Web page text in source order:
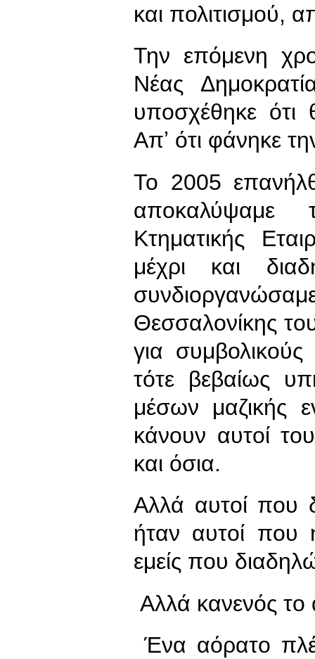
και πολιτισμού,
Την επόμενη
Νέας
υποσχέθηκε ότι
Απʼ ότι φάνηκε
Το 2005
Κτηματικής
μέχρι και
Θεσσαλονίκης
για
τότε βεβαίως
μέσων μαζικής
κάνουν αυτοί
και όσια.
Αλλά αυτοί που
ήταν αυτοί που
εμείς που
Αλλά κανενός το
Ένα αόρατο